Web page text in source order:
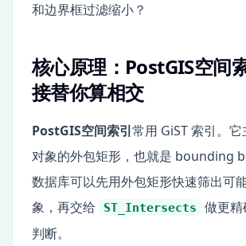
和边界框过滤缩小？
核心原理：PostGIS空间
接替你算相交
PostGIS空间索引常用 GiST 索引。
对象的外包矩形，也就是 bounding
数据库可以先用外包矩形快速筛出可
象，再交给
ST_Intersects
做更
判断。